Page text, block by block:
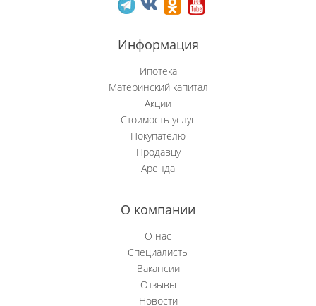
Информация
Ипотека
Материнский капитал
Акции
Стоимость услуг
Покупателю
Продавцу
Аренда
О компании
О нас
Специалисты
Вакансии
Отзывы
Новости